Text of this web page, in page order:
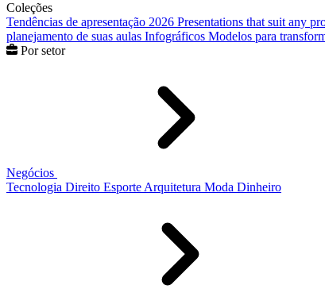
Coleções
Tendências de apresentação 2026 Presentations that suit any
planejamento de suas aulas Infográficos Modelos para
Por setor
Negócios
Tecnologia Direito Esporte Arquitetura Moda Dinheiro